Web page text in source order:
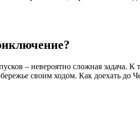
– невероятно сложная задача. К
своим ходом. Как доехать